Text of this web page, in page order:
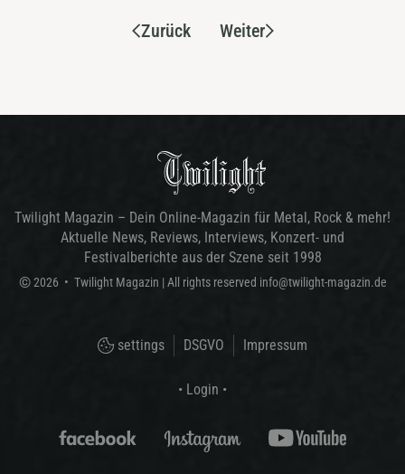
Zurück Weiter
Twilight Magazin – Dein Online-Magazin für Metal, Rock & mehr!
Aktuelle News, Reviews, Interviews, Konzert- und
Festivalberichte aus der Szene seit 1998
© 2026 • Twilight Magazin | All rights reserved info@twilight-magazin.de
settings DSGVO Impressum
• Login •